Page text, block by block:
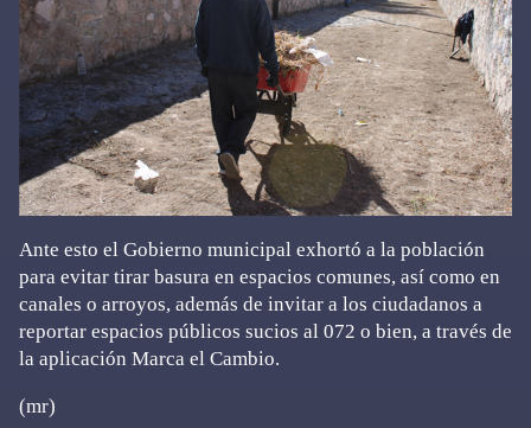
Ante esto el Gobierno municipal exhortó a la población
para evitar tirar basura en espacios comunes, así como en
canales o arroyos, además de invitar a los ciudadanos a
reportar espacios públicos sucios al 072 o bien, a través de
la aplicación Marca el Cambio.
(mr)